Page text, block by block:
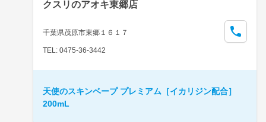
クスリのアオキ東郷店
千葉県茂原市東郷１６１７
TEL: 0475-36-3442
天使のスキンベープ プレミアム［イカリジン配合］
200mL